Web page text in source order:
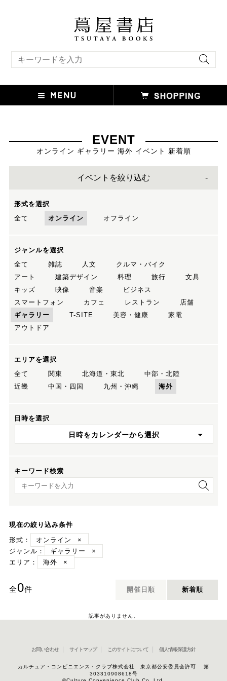
EVENT
オンライン ギャラリー 海外 イベント 新着順
イベントを絞り込む
形式を選択
全て
オンライン オフライン
ジャンルを選択
全て
雑誌 人文
クルマ・バイク
アート
建築デザイン 料理 旅行
文具
キッズ
映像 音楽
ビジネス
スマートフォン
カフェ レストラン
店舗
ギャラリー
T-SITE 美容・健康
家電
アウトドア
エリアを選択
全て
関東 北海道・東北
中部・北陸
近畿
中国・四国 九州・沖縄 海外
日時を選択
日時をカレンダーから選択
キーワード検索
キーワード検索
現在の絞り込み条件
形式：
オンライン
×
ジャンル：
ギャラリー
×
エリア：
海外 ×
全0件 開催日順 新着順
記事がありません。
お問い合わせ サイトマップ このサイトについて 個人情報保護方針
カルチュア・コンビニエンス・クラブ株式会社 東京都公安委員会許可 第
303310908618号